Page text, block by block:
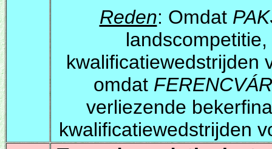
Reden: Omdat
kwalificatiewedstrijden
omdat
verliezende
kwalificatiewedstrijden